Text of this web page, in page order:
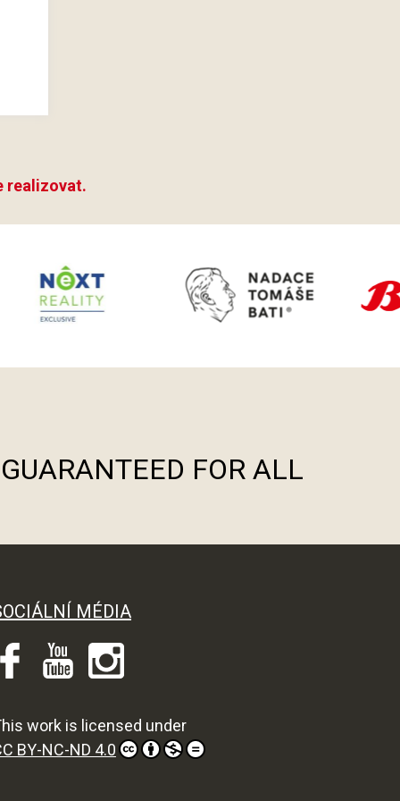
realizovat.
FOR ALL
MÉDIA
work is licensed under
BY-NC-ND 4.0